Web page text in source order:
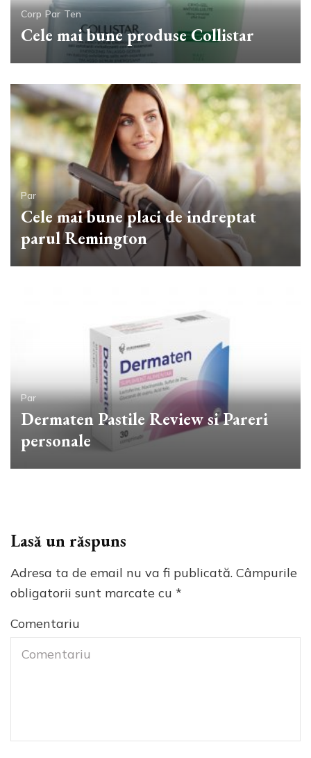
Corp Par Ten
Cele mai bune produse Collistar
Par
Cele mai bune placi de indreptat
parul Remington
Par
Dermaten Pastile Review si Pareri
personale
Lasă un răspuns
Adresa ta de email nu va fi publicată. Câmpurile
obligatorii sunt marcate cu *
Comentariu